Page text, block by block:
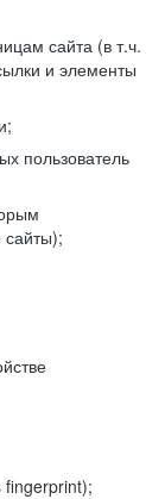
сайта (в т.ч.
и элементы
пользователь
сайты);
fingerprint);